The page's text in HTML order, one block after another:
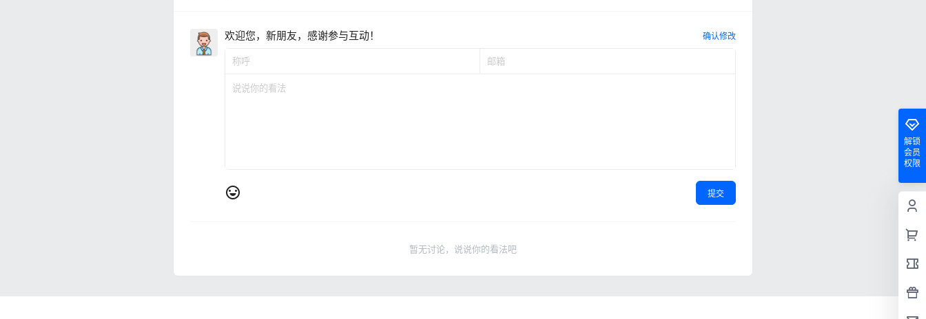
欢迎您，新朋友，感谢参与互动！ 确认修改
提交
暂无讨论，说说你的看法吧
解锁
会员
权限